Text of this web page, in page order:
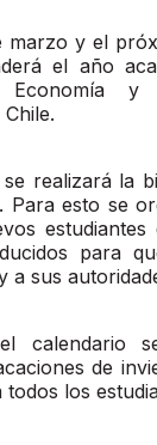
marzo y el
el año
Economía
realizará la
Para esto se
para
a sus
calendario
de
todos los